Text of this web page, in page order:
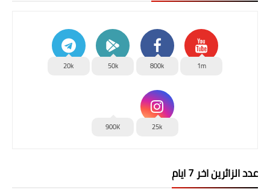
1m
800k
50k
20k
25k
900K
عدد الزائرين اخر 7 ايام